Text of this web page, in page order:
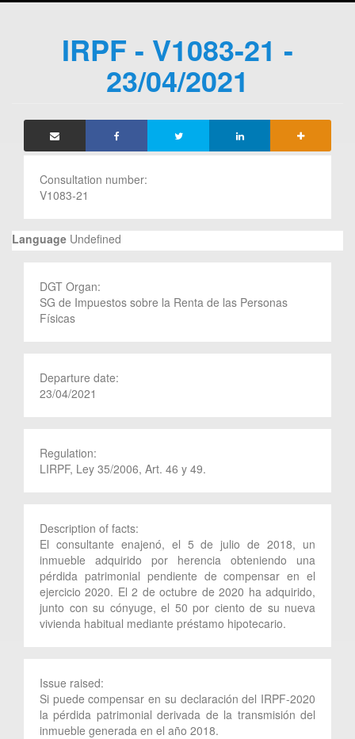
IRPF - V1083-21 -
23/04/2021
Consultation number:
V1083-21
Language Undefined
DGT Organ:
SG de Impuestos sobre la Renta de las Personas
Físicas
Departure date:
23/04/2021
Regulation:
LIRPF, Ley 35/2006, Art. 46 y 49.
Description of facts:
El consultante enajenó, el 5 de julio de 2018, un
inmueble adquirido por herencia obteniendo una
pérdida patrimonial pendiente de compensar en el
ejercicio 2020. El 2 de octubre de 2020 ha adquirido,
junto con su cónyuge, el 50 por ciento de su nueva
vivienda habitual mediante préstamo hipotecario.
Issue raised:
Si puede compensar en su declaración del IRPF-2020
la pérdida patrimonial derivada de la transmisión del
inmueble generada en el año 2018.